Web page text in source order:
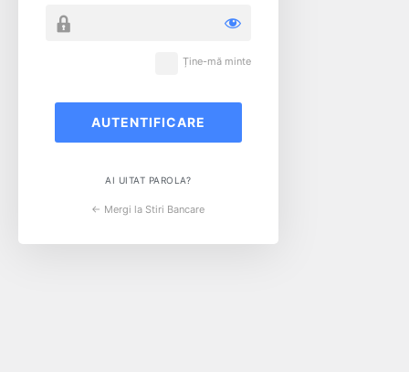
Ține-mă minte
AI UITAT PAROLA?
← Mergi la Stiri Bancare